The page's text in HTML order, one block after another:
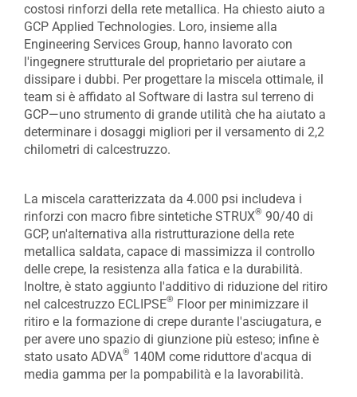
costosi rinforzi della rete metallica. Ha chiesto aiuto a
GCP Applied Technologies. Loro, insieme alla
Engineering Services Group, hanno lavorato con
l'ingegnere strutturale del proprietario per aiutare a
dissipare i dubbi. Per progettare la miscela ottimale, il
team si è affidato al Software di lastra sul terreno di
GCP—uno strumento di grande utilità che ha aiutato a
determinare i dosaggi migliori per il versamento di 2,2
chilometri di calcestruzzo.
La miscela caratterizzata da 4.000 psi includeva i
rinforzi con macro fibre sintetiche STRUX® 90/40 di
GCP, un'alternativa alla ristrutturazione della rete
metallica saldata, capace di massimizza il controllo
delle crepe, la resistenza alla fatica e la durabilità.
Inoltre, è stato aggiunto l'additivo di riduzione del ritiro
nel calcestruzzo ECLIPSE® Floor per minimizzare il
ritiro e la formazione di crepe durante l'asciugatura, e
per avere uno spazio di giunzione più esteso; infine è
stato usato ADVA® 140M come riduttore d'acqua di
media gamma per la pompabilità e la lavorabilità.